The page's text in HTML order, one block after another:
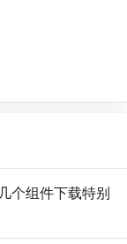
个组件下载特别